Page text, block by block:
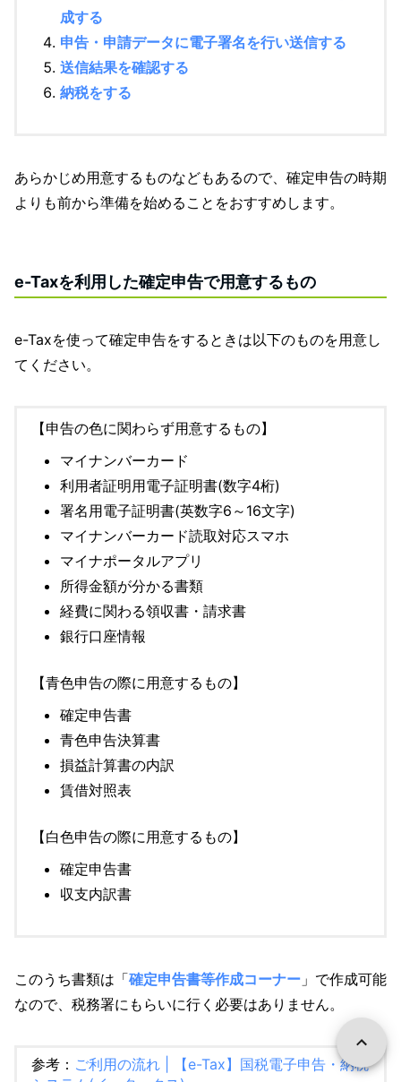
成する
申告・申請データに電子署名を行い送信する
送信結果を確認する
納税をする
あらかじめ用意するものなどもあるので、確定申告の時期
よりも前から準備を始めることをおすすめします。
e-Taxを利用した確定申告で用意するもの
e-Taxを使って確定申告をするときは以下のものを用意し
てください。
【申告の色に関わらず用意するもの】
マイナンバーカード
利用者証明用電子証明書(数字4桁)
署名用電子証明書(英数字6～16文字)
マイナンバーカード読取対応スマホ
マイナポータルアプリ
所得金額が分かる書類
経費に関わる領収書・請求書
銀行口座情報
【青色申告の際に用意するもの】
確定申告書
青色申告決算書
損益計算書の内訳
賃借対照表
【白色申告の際に用意するもの】
確定申告書
収支内訳書
このうち書類は「確定申告書等作成コーナー 」で作成可能
なので、税務署にもらいに行く必要はありません。
参考： ご利用の流れ | 【e-Tax】国税電子申告・納税